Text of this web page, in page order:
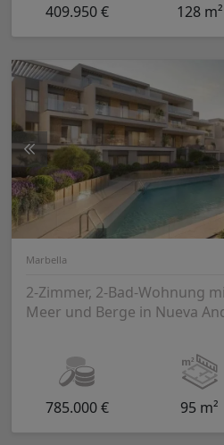
409.950 € 128 m²
Marbella
2-Zimmer, 2-Bad-Wohnung
Meer und Berge in Nueva
785.000 € 95 m²